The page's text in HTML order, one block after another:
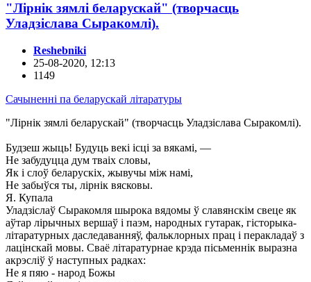
"Лірнік зямлі беларускай" (творчасць
Уладзіслава Сыракомлі).
Reshebniki
25-08-2020, 12:13
1149
Cачыненні па беларускай літаратуры
"Лірнік зямлі беларускай" (творчасць Уладзіслава Сыракомлі).
Будзеш жыць! Будуць векi iсцi за вякамi, —
Не забудуцца дум тваiх словы,
Як i слоў беларускiх, жывучы мiж намi,
Не забыўся ты, лiрнiк вясковы.
Я. Купала
Уладзiслаў Сыракомля шырока вядомы ў славянскiм свеце як
аўтар лiрычных вершаў i паэм, народных гутарак, гiсторыка-
лiтаратурных даследаванняў, фальклорных прац i перакладаў з
лацiнскай мовы. Сваё лiтаратурнае крэда пiсьменнiк выразна
акрэслiў ў наступных радках:
Не я пяю - народ Божы